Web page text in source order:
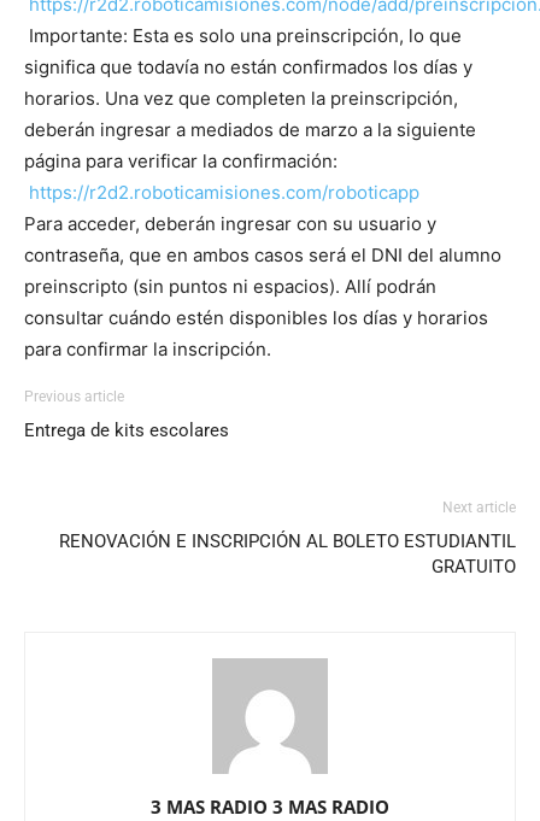
Importante: Esta es solo una preinscripción, lo que
significa que todavía no están confirmados los días y
horarios. Una vez que completen la preinscripción,
deberán ingresar a mediados de marzo a la siguiente
página para verificar la confirmación:
https://r2d2.roboticamisiones.com/roboticapp
Para acceder, deberán ingresar con su usuario y
contraseña, que en ambos casos será el DNI del alumno
preinscripto (sin puntos ni espacios). Allí podrán
consultar cuándo estén disponibles los días y horarios
para confirmar la inscripción.
Previous article
Entrega de kits escolares
Next article
RENOVACIÓN E INSCRIPCIÓN AL BOLETO ESTUDIANTIL
GRATUITO
3 MAS RADIO 3 MAS RADIO